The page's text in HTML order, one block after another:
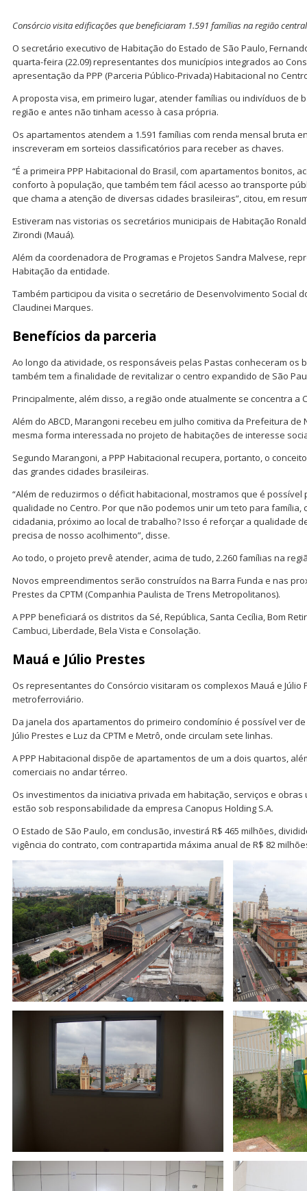
Consórcio visita edificações que beneficiaram 1.591 famílias na região
O secretário executivo de Habitação do Estado de São Paulo,
quarta-feira (22.09) representantes dos municípios integrados ao
apresentação da PPP (Parceria Público-Privada) Habitacional no
A proposta visa, em primeiro lugar, atender famílias ou indivíduos de
região e antes não tinham acesso à casa própria.
Os apartamentos atendem a 1.591 famílias com renda mensal bruta
inscreveram em sorteios classificatórios para receber as chaves.
“É a primeira PPP Habitacional do Brasil, com apartamentos bonitos,
conforto à população, que também tem fácil acesso ao transporte
que chama a atenção de diversas cidades brasileiras”, citou, em
Estiveram nas vistorias os secretários municipais de Habitação
Zirondi (Mauá).
Além da coordenadora de Programas e Projetos Sandra Malvese,
Habitação da entidade.
Também participou da visita o secretário de Desenvolvimento Social
Claudinei Marques.
Benefícios da parceria
Ao longo da atividade, os responsáveis pelas Pastas conheceram os
também tem a finalidade de revitalizar o centro expandido de São
Principalmente, além disso, a região onde atualmente se concentra a
Além do ABCD, Marangoni recebeu em julho comitiva da Prefeitura de
mesma forma interessada no projeto de habitações de interesse
Segundo Marangoni, a PPP Habitacional recupera, portanto, o
das grandes cidades brasileiras.
“Além de reduzirmos o déficit habitacional, mostramos que é
qualidade no Centro. Por que não podemos unir um teto para família,
cidadania, próximo ao local de trabalho? Isso é reforçar a qualidade
precisa de nosso acolhimento”, disse.
Ao todo, o projeto prevê atender, acima de tudo, 2.260 famílias na
Novos empreendimentos serão construídos na Barra Funda e nas
Prestes da CPTM (Companhia Paulista de Trens Metropolitanos).
A PPP beneficiará os distritos da Sé, República, Santa Cecília, Bom
Cambuci, Liberdade, Bela Vista e Consolação.
Mauá e Júlio Prestes
Os representantes do Consórcio visitaram os complexos Mauá e Júlio
metroferroviário.
Da janela dos apartamentos do primeiro condomínio é possível ver
Júlio Prestes e Luz da CPTM e Metrô, onde circulam sete linhas.
A PPP Habitacional dispõe de apartamentos de um a dois quartos,
comerciais no andar térreo.
Os investimentos da iniciativa privada em habitação, serviços e obras
estão sob responsabilidade da empresa Canopus Holding S.A.
O Estado de São Paulo, em conclusão, investirá R$ 465 milhões,
vigência do contrato, com contrapartida máxima anual de R$ 82